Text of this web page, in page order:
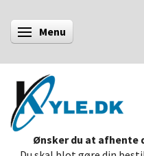
Skifte navigation
Menu
Ønsker du at afhente